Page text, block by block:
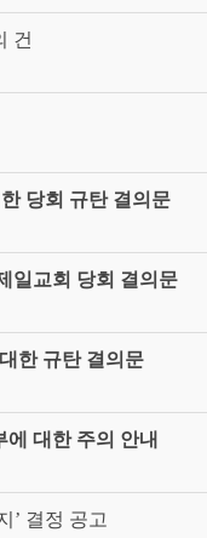
건
당회 규탄 결의문
일교회 당회 결의문
한 규탄 결의문
대한 주의 안내
’ 결정 공고